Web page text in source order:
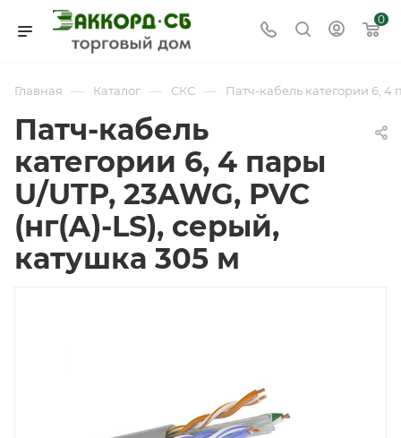
0
Главная — Каталог — СКС — Патч-кабель категории 6, 4
Патч-кабель
категории 6, 4 пары
U/UTP, 23AWG, PVC
(нг(А)-LS), серый,
катушка 305 м